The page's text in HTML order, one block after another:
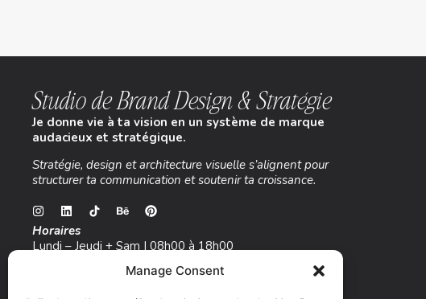
Manage Consent
Studio de Brand Design & Stratégie
Je donne vie à ta vision en un système de marque
audacieux et stratégique.
Stratégie, design et architecture visuelle s’alignent pour
structurer ta communication et soutenir ta croissance.
Horaires
Lundi – Jeudi + Sam | 08h00 à 18h00